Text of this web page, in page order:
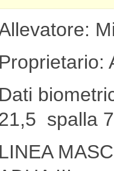
Proprietario:
Dati
spalla
LINEA